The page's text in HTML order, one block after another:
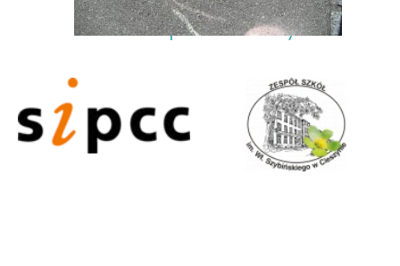
Nasi partnerzy